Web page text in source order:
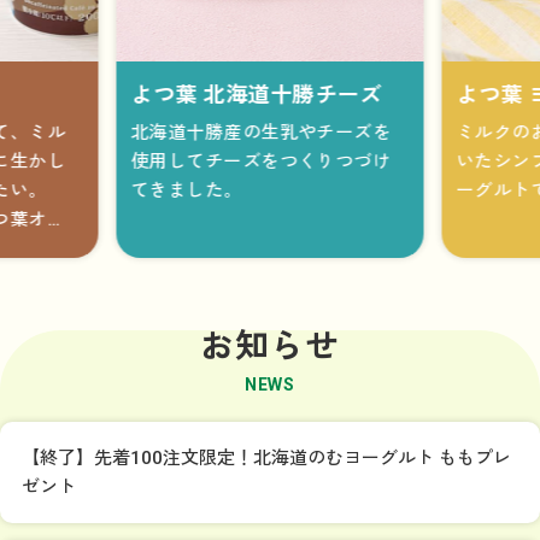
、ミル
生かし
。
葉オ
よつ葉 北海道十勝チーズ
北海道十勝産の生乳やチーズを
使用してチーズをつくりつづけ
てきました。
よつ葉
ミルクの
いたシン
ーグルト
お知らせ
NEWS
【終了】先着100注文限定！北海道のむヨーグルト ももプレ
ゼント